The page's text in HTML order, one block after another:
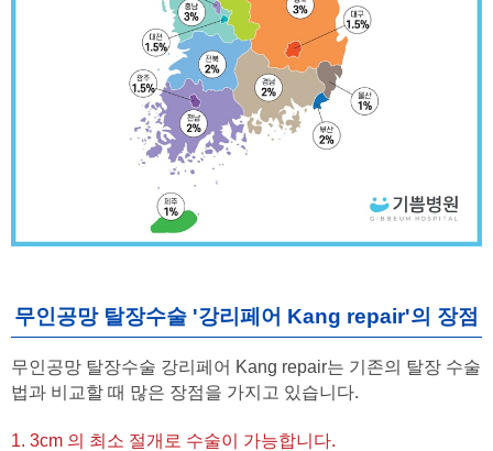
무인공망 탈장수술 '강리페어 Kang repair'의 장점
무인공망 탈장수술 강리페어 Kang repair는 기존의 탈장 수술
법과 비교할 때 많은 장점을 가지고 있습니다.
1. 3cm 의 최소 절개로 수술이 가능합니다.